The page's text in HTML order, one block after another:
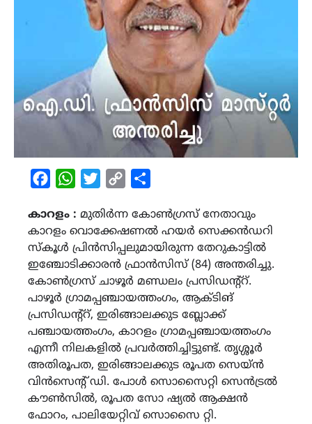
FacebookWhatsAppTwitterCopy
കാറളം : മുതിർന്ന കോൺഗ്രസ് നേതാവും
കാറളം വൊക്കേഷണൽ ഹയർ സെക്കൻഡറി
സ്കൂൾ പ്രിൻസിപ്പലുമായിരുന്ന തേറുകാട്ടിൽ
ഇഞ്ചോടിക്കാരൻ ഫ്രാൻസിസ് (84) അന്തരിച്ചു.
കോൺഗ്രസ് ചാഴൂർ മണ്ഡലം പ്രസിഡന്റ്റ്.
പാഴൂർ ഗ്രാമപ്പഞ്ചായത്തംഗം, ആക്ടിങ്
പ്രസിഡന്റ്റ്, ഇരിങ്ങാലക്കുട ബ്ലോക്ക്
പഞ്ചായത്തംഗം, കാറളം ഗ്രാമപ്പഞ്ചായത്തംഗം
എന്നീ നിലകളിൽ പ്രവർത്തിച്ചിട്ടുണ്ട്. തൃശ്ശൂർ
അതിരൂപത, ഇരിങ്ങാലക്കുട രൂപത സെയ്ൻ
വിൻസെന്റ് ഡി. പോൾ സൊസൈറ്റി സെൻട്രൽ
കൗൺസിൽ, രൂപത സോ ഷ്യൽ ആക്ഷൻ
ഫോറം, പാലിയേറ്റിവ് സൊസൈ റ്റി.